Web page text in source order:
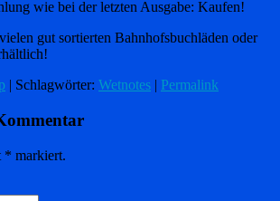
wie bei der letzten Ausgabe: Kaufen!
gut sortierten Bahnhofsbuchläden oder
| Schlagwörter: Wetnotes | Permalink
* markiert.